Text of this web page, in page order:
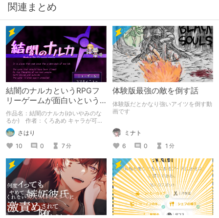
関連まとめ
結闇のナルカというRPGフ
リーゲームが面白いという
話
作品名：結闇のナルカ(ゆいやみのな
るか) 作者：くろあめ キャラが可愛
く戦闘も攻撃偏重のシステムでサクサ
ク進みながらも歯ごたえもある作品で
す。
さはり
10
0 7分
体験版最強の敵を倒す話
体験版だとかなり強いアイツを倒す動
画です
ミナト
6
0 1 分